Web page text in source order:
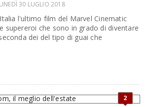
30 LUGLIO 2018
l'ultimo film del Marvel Cinematic
supereroi che sono in grado di diventare
dei del tipo di guai che
2